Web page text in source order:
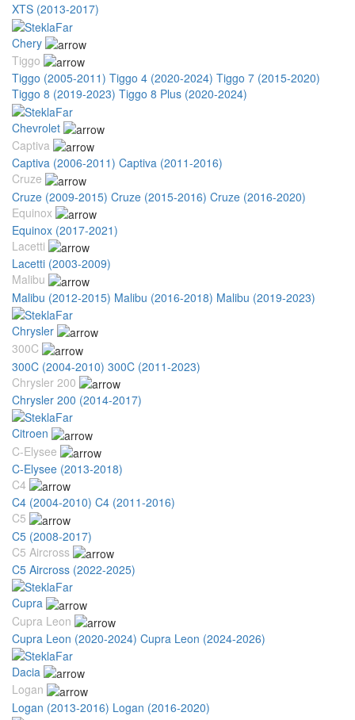
XTS (2013-2017)
Chery
Tiggo
Tiggo (2005-2011) Tiggo 4 (2020-2024) Tiggo 7 (2015-2020)
Tiggo 8 (2019-2023) Tiggo 8 Plus (2020-2024)
Chevrolet
Captiva
Captiva (2006-2011) Captiva (2011-2016)
Cruze
Cruze (2009-2015) Cruze (2015-2016) Cruze (2016-2020)
Equinox
Equinox (2017-2021)
Lacetti
Lacetti (2003-2009)
Malibu
Malibu (2012-2015) Malibu (2016-2018) Malibu (2019-2023)
Chrysler
300C
300C (2004-2010) 300C (2011-2023)
Chrysler 200
Chrysler 200 (2014-2017)
Citroen
C-Elysee
C-Elysee (2013-2018)
C4
C4 (2004-2010) C4 (2011-2016)
C5
C5 (2008-2017)
C5 Aircross
C5 Aircross (2022-2025)
Cupra
Cupra Leon
Cupra Leon (2020-2024) Cupra Leon (2024-2026)
Dacia
Logan
Logan (2013-2016) Logan (2016-2020)